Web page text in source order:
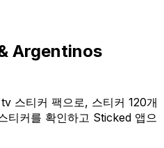
Argentinos
스티커 팩으로, 스티커 120개
티커를 확인하고 Sticked 앱으